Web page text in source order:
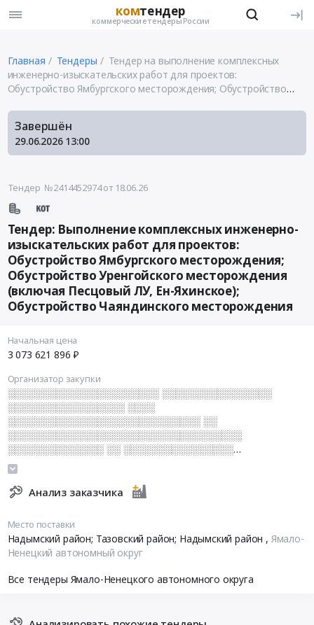
комтендер
коммерческие тендеры России
Главная Тендеры
Тендер на выполнение комплексных
инженерно-изыскательских работ для проектов:
Обустройство Ямбургского месторождения; Обустройство
Яхинское); Обустройство Чаяндинского месторождения
Завершён
29.06.2026 13:00
Тендер №2414452974от 18.06.26
Тендер: Выполнение комплексных инженерно-
изыскательских работ для проектов:
Обустройство Ямбургского месторождения;
Обустройство Уренгойского месторождения
(включая Песцовый ЛУ, Ен-Яхинское);
Обустройство Чаяндинского месторождения
Начальная цена
3 073 621 896 ₽
Организатор закупки
░░░░░░░░░░░░░░░░░░░░░░ ░░░░░░░░░░░░░░░░
░░░░░░░░░░░░░░░░░ ░░░░
░░░░░░░░░░░░░░░░░░░░░░░░░░░░ ░░
░░░░░░░░░░░░░░░░░░░░░░░░░░░░░░░░░░
░░░░░░░░░░░░░░ ░░ ░░░░░░░░░░░░░░░░
░░░░░░░░░░░░░░░░░░░░░░░░░░░░
░░░░░░░░░░░░░░░░░░░░░░░░░░░░░░░░░░
Анализ заказчика
Место поставки
Надымский район; Тазовский район; Надымский район , Ямало-
Ненецкий автономный округ
Все тендеры Ямало-Ненецкого автономного округа